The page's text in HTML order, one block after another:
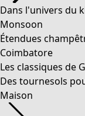
Dans l'univers du
Monsoon
Étendues
Coimbatore
Les classiques de
Des tournesols
Maison